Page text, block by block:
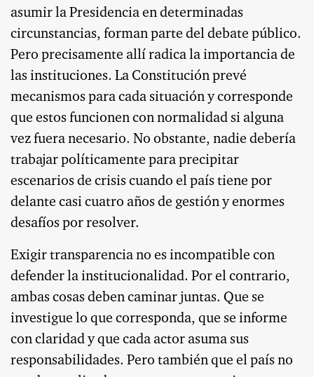
asumir la Presidencia en determinadas
circunstancias, forman parte del debate público.
Pero precisamente allí radica la importancia de
las instituciones. La Constitución prevé
mecanismos para cada situación y corresponde
que estos funcionen con normalidad si alguna
vez fuera necesario. No obstante, nadie debería
trabajar políticamente para precipitar
escenarios de crisis cuando el país tiene por
delante casi cuatro años de gestión y enormes
desafíos por resolver.
Exigir transparencia no es incompatible con
defender la institucionalidad. Por el contrario,
ambas cosas deben caminar juntas. Que se
investigue lo que corresponda, que se informe
con claridad y que cada actor asuma sus
responsabilidades. Pero también que el país no